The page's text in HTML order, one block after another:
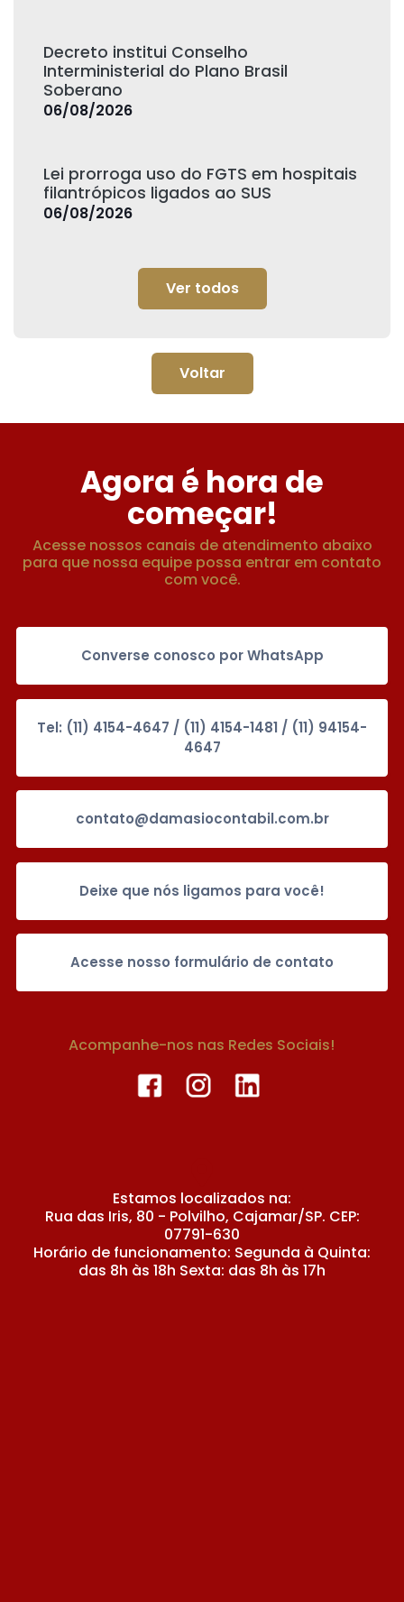
Decreto institui Conselho
Interministerial do Plano Brasil
Soberano
06/08/2026
Lei prorroga uso do FGTS em hospitais
filantrópicos ligados ao SUS
06/08/2026
Ver todos
Voltar
Agora é hora de
começar!
Acesse nossos canais de atendimento abaixo
para que nossa equipe possa entrar em contato
com você.
Converse conosco por WhatsApp
Tel: (11) 4154-4647 / (11) 4154-1481 / (11) 94154-
4647
contato@damasiocontabil.com.br
Deixe que nós ligamos para você!
Acesse nosso formulário de contato
Acompanhe-nos nas Redes Sociais!
Estamos localizados na:
Rua das Iris, 80 - Polvilho, Cajamar/SP. CEP:
07791-630
Horário de funcionamento: Segunda à Quinta:
das 8h às 18h Sexta: das 8h às 17h